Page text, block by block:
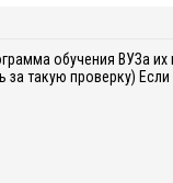
обучения ВУЗа
такую проверку)